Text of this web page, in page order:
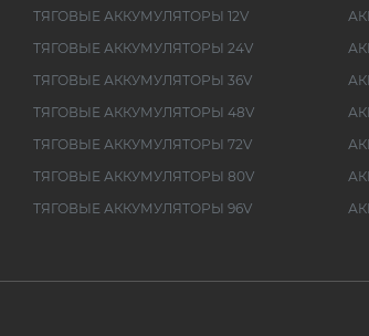
ТЯГОВЫЕ АККУМУЛЯТОРЫ 12V
ТЯГОВЫЕ АККУМУЛЯТОРЫ 24V
ТЯГОВЫЕ АККУМУЛЯТОРЫ 36V
ТЯГОВЫЕ АККУМУЛЯТОРЫ 48V
ТЯГОВЫЕ АККУМУЛЯТОРЫ 72V
ТЯГОВЫЕ АККУМУЛЯТОРЫ 80V
ТЯГОВЫЕ АККУМУЛЯТОРЫ 96V